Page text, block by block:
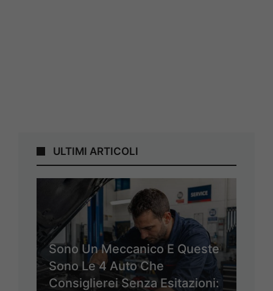
ULTIMI ARTICOLI
Sono Un Meccanico E Queste
Sono Le 4 Auto Che
Consiglierei Senza Esitazioni: